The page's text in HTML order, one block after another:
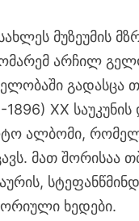
მუზეუმის
არჩილ
გადასცა
XX საუკუნის
ალბომი,
მათ შორისაა
ხედები.